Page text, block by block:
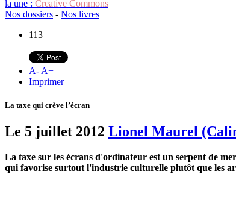
la une : Creative Commons
Nos dossiers - Nos livres
113
A- A+
Imprimer
La taxe qui crève l’écran
Le 5 juillet 2012 Lionel Maurel
La taxe sur les écrans d'ordinateur est un serpent de
qui favorise surtout l'industrie culturelle plutôt que les